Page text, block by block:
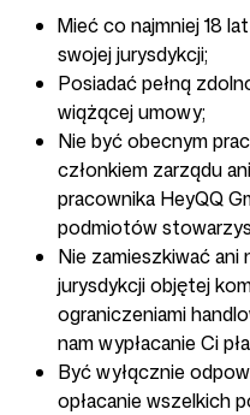
Mieć co najmniej 18
swojej jurysdykcji;
Posiadać pełną
wiążącej umowy;
Nie być obecnym
członkiem zarządu
pracownika HeyQQ
podmiotów
Nie zamieszkiwać ani
jurysdykcji objętej
ograniczeniami
nam wypłacanie Ci
Być wyłącznie
opłacanie wszelkich